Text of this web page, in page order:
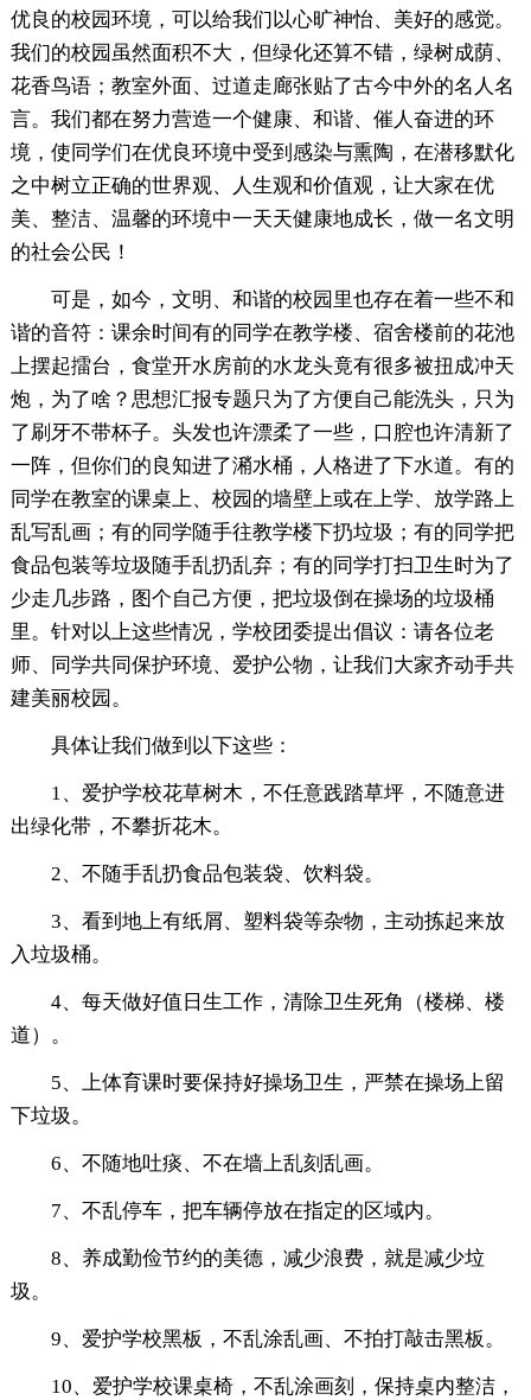
优良的校园环境，可以给我们以心旷神怡、美好的感觉。
我们的校园虽然面积不大，但绿化还算不错，绿树成荫、
花香鸟语；教室外面、过道走廊张贴了古今中外的名人名
言。我们都在努力营造一个健康、和谐、催人奋进的环
境，使同学们在优良环境中受到感染与熏陶，在潜移默化
之中树立正确的世界观、人生观和价值观，让大家在优
美、整洁、温馨的环境中一天天健康地成长，做一名文明
的社会公民！
可是，如今，文明、和谐的校园里也存在着一些不和
谐的音符：课余时间有的同学在教学楼、宿舍楼前的花池
上摆起擂台，食堂开水房前的水龙头竟有很多被扭成冲天
炮，为了啥？思想汇报专题只为了方便自己能洗头，只为
了刷牙不带杯子。头发也许漂柔了一些，口腔也许清新了
一阵，但你们的良知进了潲水桶，人格进了下水道。有的
同学在教室的课桌上、校园的墙壁上或在上学、放学路上
乱写乱画；有的同学随手往教学楼下扔垃圾；有的同学把
食品包装等垃圾随手乱扔乱弃；有的同学打扫卫生时为了
少走几步路，图个自己方便，把垃圾倒在操场的垃圾桶
里。针对以上这些情况，学校团委提出倡议：请各位老
师、同学共同保护环境、爱护公物，让我们大家齐动手共
建美丽校园。
具体让我们做到以下这些：
1、爱护学校花草树木，不任意践踏草坪，不随意进
出绿化带，不攀折花木。
2、不随手乱扔食品包装袋、饮料袋。
3、看到地上有纸屑、塑料袋等杂物，主动拣起来放
入垃圾桶。
4、每天做好值日生工作，清除卫生死角（楼梯、楼
道）。
5、上体育课时要保持好操场卫生，严禁在操场上留
下垃圾。
6、不随地吐痰、不在墙上乱刻乱画。
7、不乱停车，把车辆停放在指定的区域内。
8、养成勤俭节约的美德，减少浪费，就是减少垃
圾。
9、爱护学校黑板，不乱涂乱画、不拍打敲击黑板。
10、爱护学校课桌椅，不乱涂画刻，保持桌内整洁，